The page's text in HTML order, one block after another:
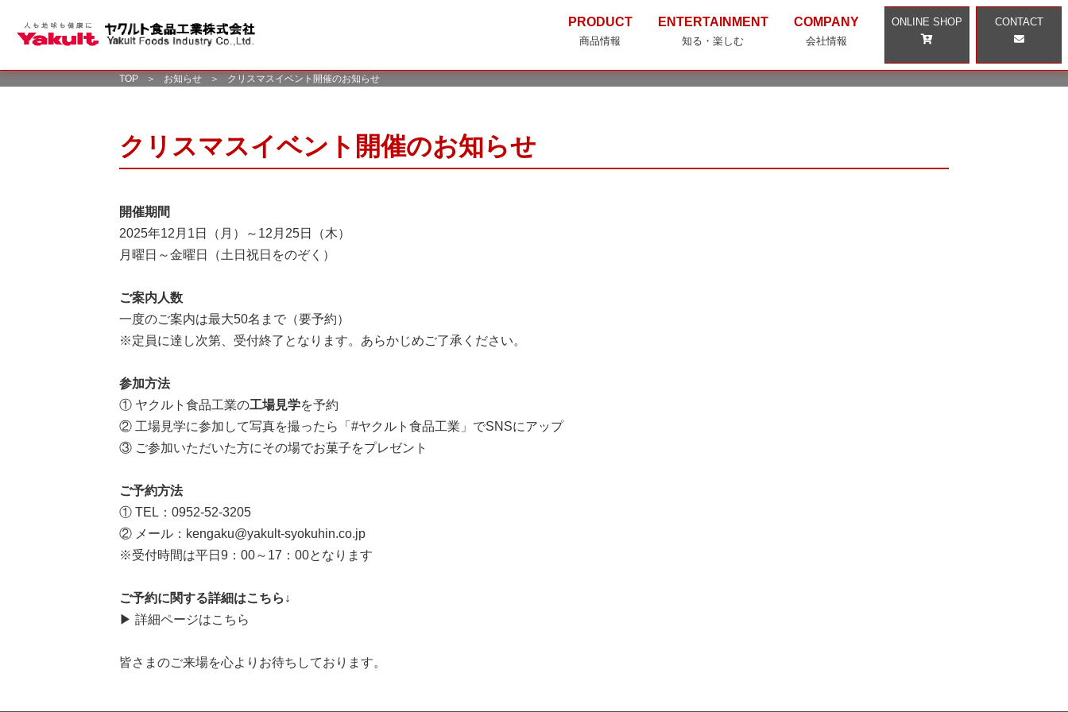
PRODUCT
商品情報
ENTERTAINMENT
知る・楽しむ
COMPANY
会社情報
ONLINE SHOP CONTACT
TOP ＞ お知らせ ＞ クリスマスイベント開催のお知らせ
クリスマスイベント開催のお知らせ
開催期間
2025年12月1日（月）～12月25日（木）
月曜日～金曜日（土日祝日をのぞく）
ご案内人数
一度のご案内は最大50名まで（要予約）
※定員に達し次第、受付終了となります。あらかじめご了承ください。
参加方法
① ヤクルト食品工業の工場見学を予約
② 工場見学に参加して写真を撮ったら「#ヤクルト食品工業」でSNSにアップ
③ ご参加いただいた方にその場でお菓子をプレゼント
ご予約方法
① TEL：0952-52-3205
② メール： kengaku@yakult-syokuhin.co.jp
※受付時間は平日9：00～17：00となります
ご予約に関する詳細はこちら↓
▶ 詳細ページはこちら
皆さまのご来場を心よりお待ちしております。